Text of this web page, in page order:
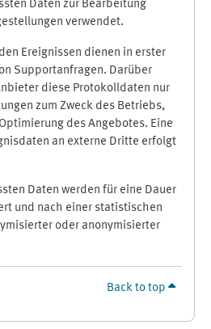
Daten zur Bearbeitung
verwendet.
Ereignissen dienen in erster
Supportanfragen. Darüber
diese Protokolldaten nur
zum Zweck des Betriebs,
des Angebotes. Eine
an externe Dritte erfolgt
Daten werden für eine Dauer
und nach einer statistischen
oder anonymisierter
Back to top